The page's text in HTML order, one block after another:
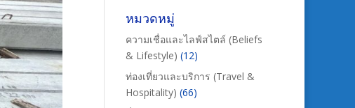
หมวดหมู่
ความเชื่อและไลฟ์สไตล์ (Beliefs
& Lifestyle) (12)
ท่องเที่ยวและบริการ (Travel &
Hospitality) (66)